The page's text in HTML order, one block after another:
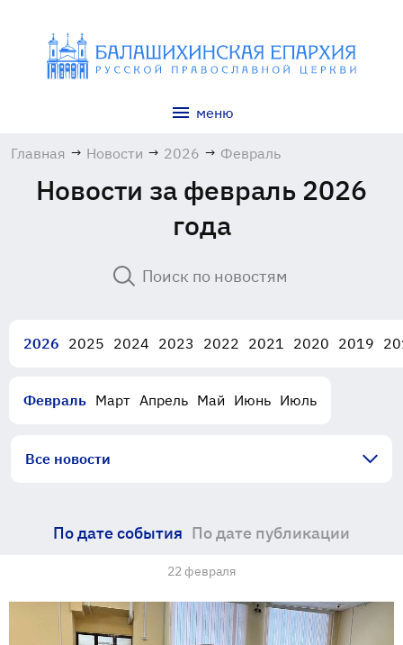
меню
Главная → Новости → 2026 → Февраль
Новости за февраль 2026
года
2026 2025 2024 2023 2022 2021 2020 2019
Февраль Март Апрель Май Июнь Июль
Все новости
По дате события По дате публикации
22 февраля